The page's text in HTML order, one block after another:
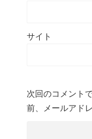
サイト
次回のコメント
前、メールアド